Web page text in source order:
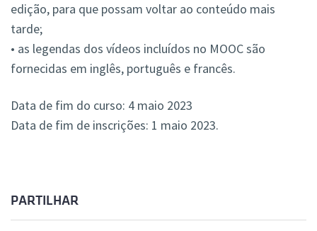
edição, para que possam voltar ao conteúdo mais
tarde;
• as legendas dos vídeos incluídos no MOOC são
fornecidas em inglês, português e francês.
Data de fim do curso: 4 maio 2023
Data de fim de inscrições: 1 maio 2023.
PARTILHAR